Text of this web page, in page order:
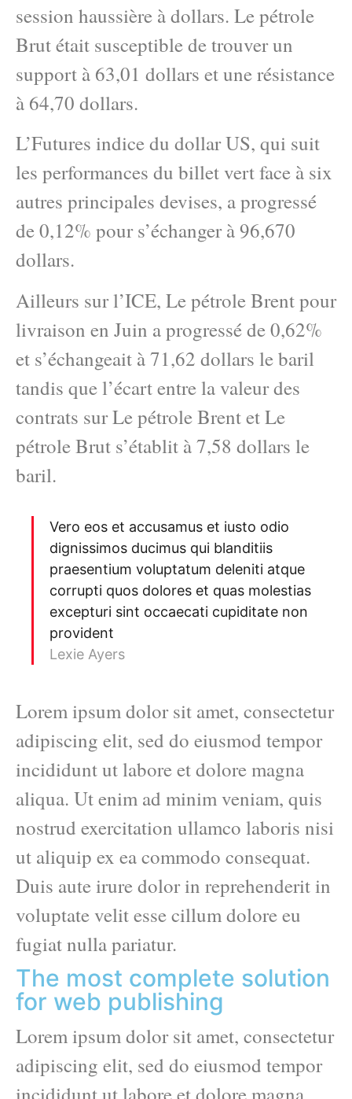
session haussière à dollars. Le pétrole
Brut était susceptible de trouver un
support à 63,01 dollars et une résistance
à 64,70 dollars.
L’Futures indice du dollar US, qui suit
les performances du billet vert face à six
autres principales devises, a progressé
de 0,12% pour s’échanger à 96,670
dollars.
Ailleurs sur l’ICE, Le pétrole Brent pour
livraison en Juin a progressé de 0,62%
et s’échangeait à 71,62 dollars le baril
tandis que l’écart entre la valeur des
contrats sur Le pétrole Brent et Le
pétrole Brut s’établit à 7,58 dollars le
baril.
Vero eos et accusamus et iusto odio
dignissimos ducimus qui blanditiis
praesentium voluptatum deleniti atque
corrupti quos dolores et quas molestias
excepturi sint occaecati cupiditate non
provident
Lexie Ayers
Lorem ipsum dolor sit amet, consectetur
adipiscing elit, sed do eiusmod tempor
incididunt ut labore et dolore magna
aliqua. Ut enim ad minim veniam, quis
nostrud exercitation ullamco laboris nisi
ut aliquip ex ea commodo consequat.
Duis aute irure dolor in reprehenderit in
voluptate velit esse cillum dolore eu
fugiat nulla pariatur.
The most complete solution
for web publishing
Lorem ipsum dolor sit amet, consectetur
adipiscing elit, sed do eiusmod tempor